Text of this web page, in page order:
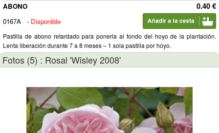
0.40 €
ABONO
0167A
- Disponible
Pastilla de abono retardado para ponerla al fondo del hoyo de la plantación.
Lenta liberación durante 7 a 8 meses – 1 sola pastilla por hoyo.
Fotos (5) : Rosal 'Wisley 2008'